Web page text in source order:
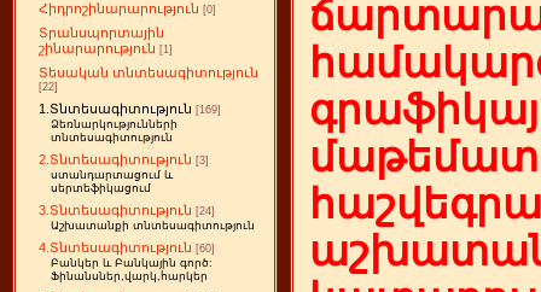
Հիդրոշինարարություն [0]
Տրանսպորտային
շինարարություն [1]
Տեսական տնտեսագիտություն
[22]
1.Տնտեսագիտություն [169]
Ձեռնարկությունների
տնտեսագիտություն
2.Տնտեսագիտություն [3]
ստանդարտացում և
սերտեֆիկացում
3.Տնտեսագիտություն [24]
Աշխատանքի տնտեսագիտություն
4.Տնտեսագիտություն [60]
Բանկեր և Բանկային գործ:
Ֆինանսներ,վարկ,հարկեր